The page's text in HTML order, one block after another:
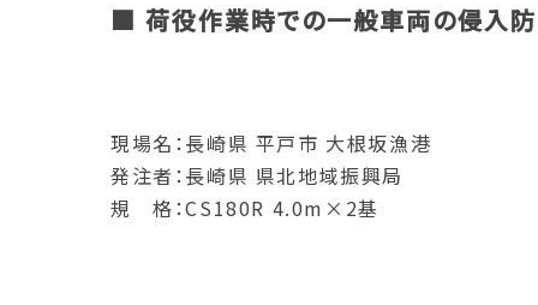
■ 荷役作業時での一般車両の侵入防
現場名：長崎県 平戸市 大根坂漁港
発注者：長崎県 県北地域振興局
規 格：CS180R 4.0m×2基